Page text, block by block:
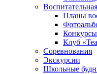
Планы
Конкурсы
Клуб
Соревнования
Экскурсии
Школьные